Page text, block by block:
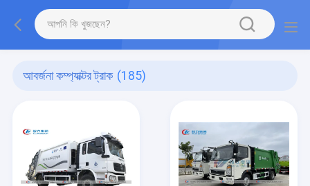
আবর্জনা কম্প্যাক্টর ট্রাক (185)